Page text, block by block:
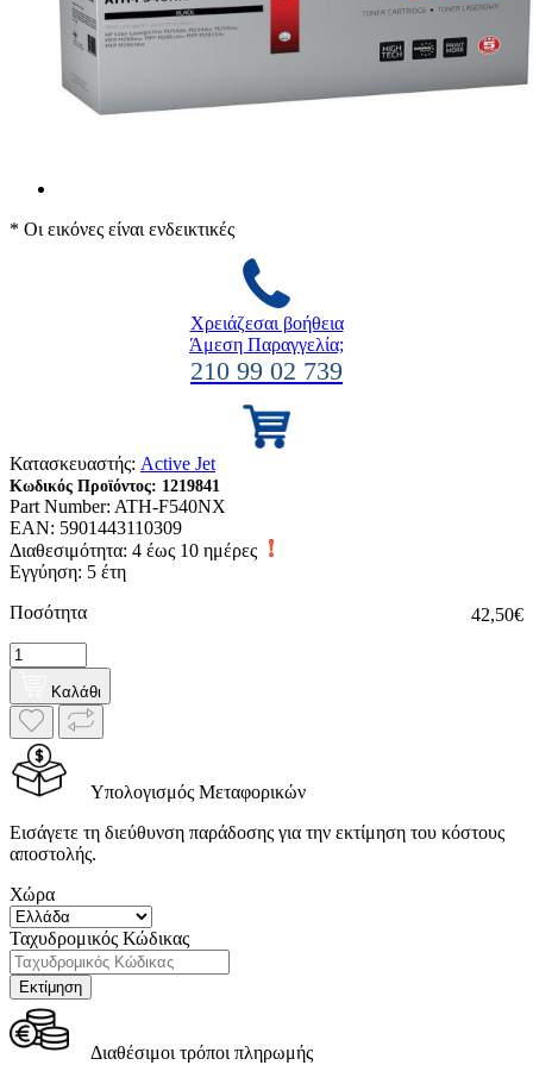
* Οι εικόνες είναι ενδεικτικές
Χρειάζεσαι βοήθεια
Άμεση Παραγγελία;
210 99 02 739
Κατασκευαστής: Active Jet
Κωδικός Προϊόντος: 1219841
Part Number: ATH-F540NX
EAN: 5901443110309
Διαθεσιμότητα: 4 έως 10 ημέρες
Εγγύηση: 5 έτη
42,50€
Ποσότητα
Καλάθι
Υπολογισμός Μεταφορικών
Εισάγετε τη διεύθυνση παράδοσης για την εκτίμηση του κόστους
αποστολής.
Χώρα
Ταχυδρομικός Κώδικας
Διαθέσιμοι τρόποι πληρωμής